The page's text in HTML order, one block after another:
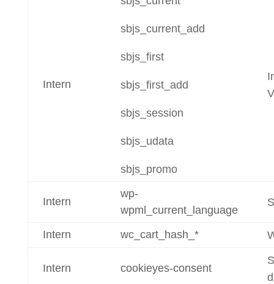
Intern
sbjs_current_add
sbjs_first
sbjs_first_add
sbjs_session
sbjs_udata
sbjs_promo
Intern
wp-
wpml_current_language
Intern wc_cart_hash_*
Intern cookieyes-consent